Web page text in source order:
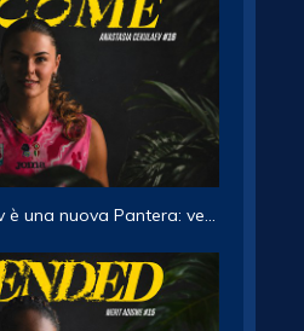
Anastasia Cekulaev è una nuova Pantera: vestirà la maglia numero 16